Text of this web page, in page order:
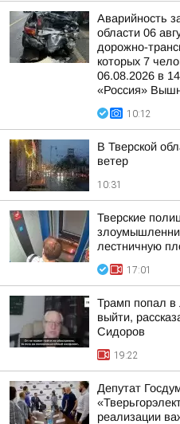
Аварийность
области 06
дорожно-
которых 7
06.08.2026 в
«Россия»
10:12
В Тверской
ветер
10:31
Тверские
лестничную
17:01
Трамп попал в
выйти,
Сидоров
19:22
Депутат
реализации